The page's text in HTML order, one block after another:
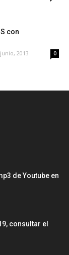
con
2013 0
de Youtube en
consultar el